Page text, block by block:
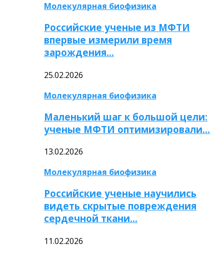
Молекулярная биофизика
Российские ученые из МФТИ
впервые измерили время
зарождения…
25.02.2026
Молекулярная биофизика
Маленький шаг к большой цели:
ученые МФТИ оптимизировали…
13.02.2026
Молекулярная биофизика
Российские ученые научились
видеть скрытые повреждения
сердечной ткани…
11.02.2026